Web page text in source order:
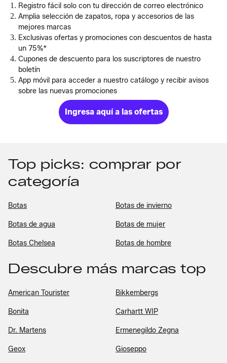
Registro fácil solo con tu dirección de correo electrónico
Amplia selección de zapatos, ropa y accesorios de las
mejores marcas
Exclusivas ofertas y promociones con descuentos de hasta
un 75%*
Cupones de descuento para los suscriptores de nuestro
boletín
App móvil para acceder a nuestro catálogo y recibir avisos
sobre las nuevas promociones
Ingresa aquí a las ofertas
Top picks: comprar por
categoría
Botas Botas de invierno
Botas de agua Botas de mujer
Botas Chelsea Botas de hombre
Descubre más marcas top
American Tourister Bikkembergs
Bonita Carhartt WIP
Dr. Martens Ermenegildo Zegna
Geox Gioseppo